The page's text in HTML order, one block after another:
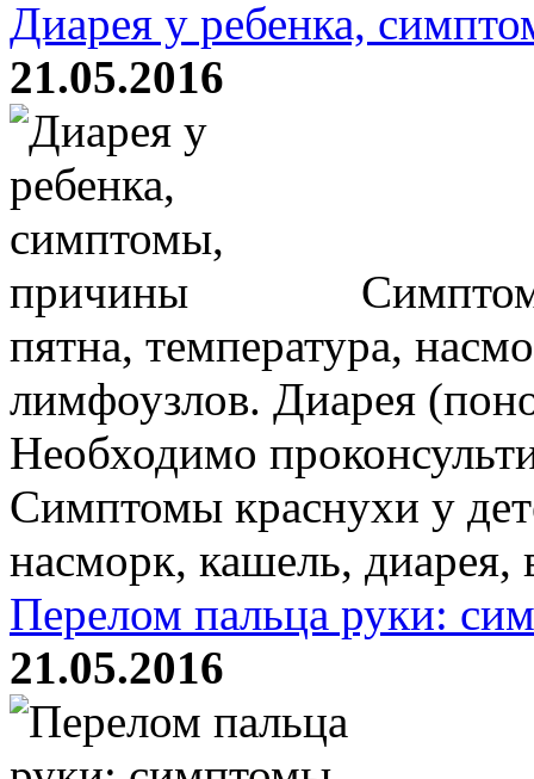
Диарея у ребенка,
21.05.2016
пятна, температура,
лимфоузлов. Диарея
Необходимо
Симптомы краснухи у
насморк, кашель, диарея,
Перелом пальца руки:
21.05.2016